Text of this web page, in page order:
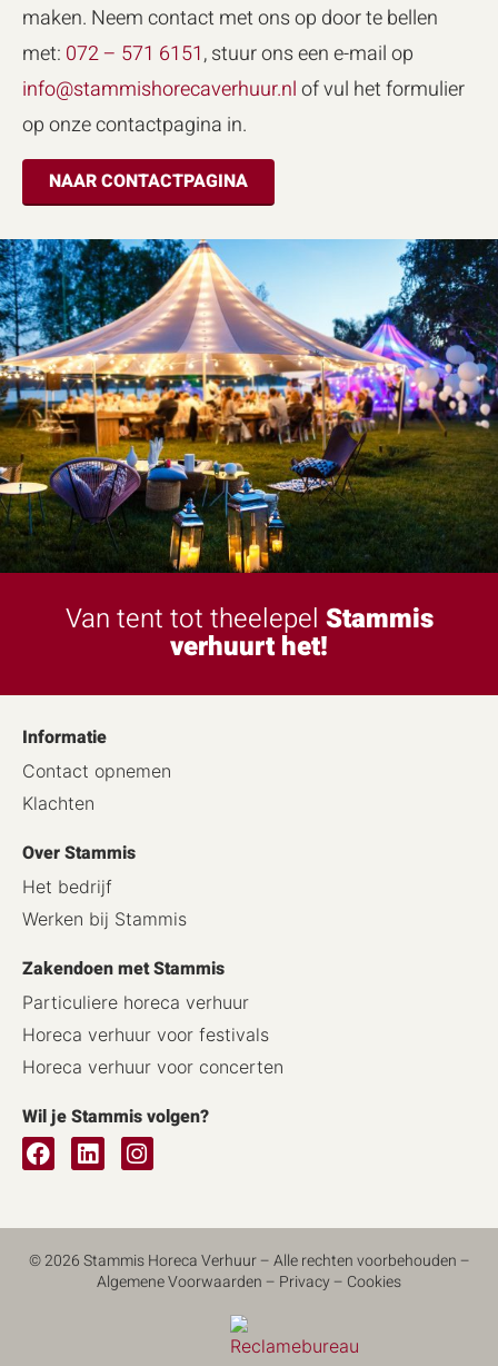
maken. Neem contact met ons op door te bellen
met: 072 – 571 6151, stuur ons een e-mail op
info@stammishorecaverhuur.nlof vul het formulier
op onze contactpagina in.
NAAR CONTACTPAGINA
Van tent tot theelepel Stammis
verhuurt het!
Informatie
Contact opnemen
Klachten
Over Stammis
Het bedrijf
Werken bij Stammis
Zakendoen met Stammis
Particuliere horeca verhuur
Horeca verhuur voor festivals
Horeca verhuur voor concerten
Wil je Stammis volgen?
© 2026 Stammis Horeca Verhuur – Alle rechten voorbehouden –
Algemene Voorwaarden– Privacy– Cookies